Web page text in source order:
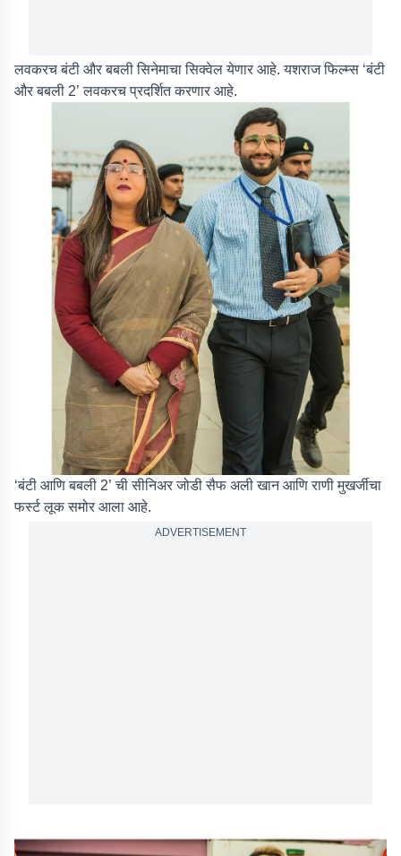
लवकरच बंटी और बबली सिनेमाचा सिक्वेल येणार आहे. यशराज फिल्म्स ‘बंटी
और बबली 2’ लवकरच प्रदर्शित करणार आहे.
‘बंटी आणि बबली 2’ ची सीनिअर जोडी सैफ अली खान आणि राणी मुखर्जीचा
फर्स्ट लूक समोर आला आहे.
ADVERTISEMENT